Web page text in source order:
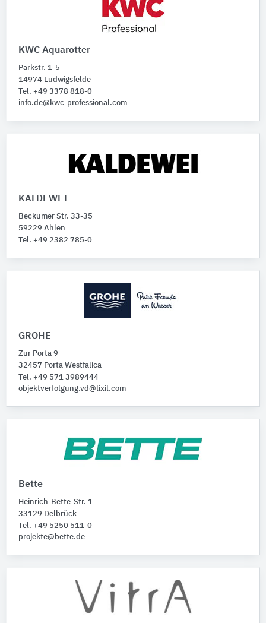
KWC Aquarotter
Parkstr. 1-5
14974 Ludwigsfelde
Tel. +49 3378 818-0
info.de@kwc-professional.com
KALDEWEI
Beckumer Str. 33-35
59229 Ahlen
Tel. +49 2382 785-0
GROHE
Zur Porta 9
32457 Porta Westfalica
Tel. +49 571 3989444
objektverfolgung.vd@lixil.com
Bette
Heinrich-Bette-Str. 1
33129 Delbrück
Tel. +49 5250 511-0
projekte@bette.de